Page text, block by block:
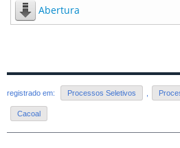
Abertura
registrado em: Processos Seletivos ,
Cacoal